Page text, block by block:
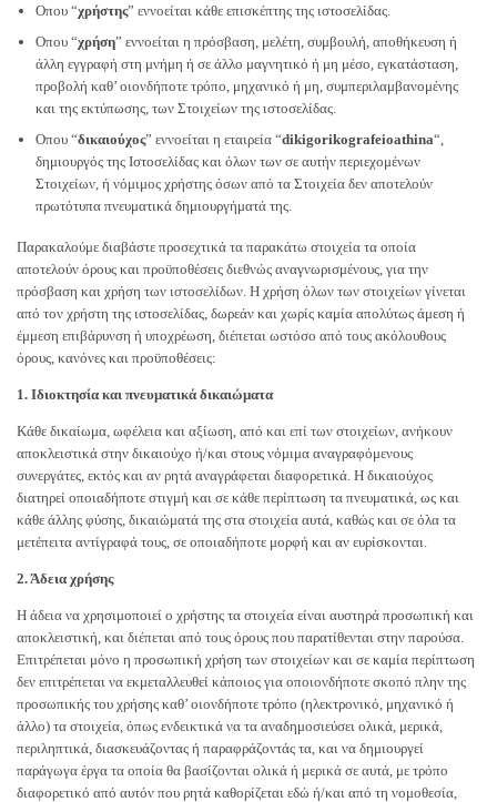
Οπου “χρήστης” εννοείται κάθε επισκέπτης της ιστοσελίδας.
Οπου “χρήση” εννοείται η πρόσβαση, μελέτη, συμβουλή, αποθήκευση ή
άλλη εγγραφή στη μνήμη ή σε άλλο μαγνητικό ή μη μέσο, εγκατάσταση,
προβολή καθ’ οιονδήποτε τρόπο, μηχανικό ή μη, συμπεριλαμβανομένης
και της εκτύπωσης, των Στοιχείων της ιστοσελίδας.
Οπου “δικαιούχος” εννοείται η εταιρεία “dikigorikografeioathina“,
δημιουργός της Ιστοσελίδας και όλων των σε αυτήν περιεχομένων
Στοιχείων, ή νόμιμος χρήστης όσων από τα Στοιχεία δεν αποτελούν
πρωτότυπα πνευματικά δημιουργήματά της.
Παρακαλούμε διαβάστε προσεχτικά τα παρακάτω στοιχεία τα οποία
αποτελούν όρους και προϋποθέσεις διεθνώς αναγνωρισμένους, για την
πρόσβαση και χρήση των ιστοσελίδων. Η χρήση όλων των στοιχείων γίνεται
από τον χρήστη της ιστοσελίδας, δωρεάν και χωρίς καμία απολύτως άμεση ή
έμμεση επιβάρυνση ή υποχρέωση, διέπεται ωστόσο από τους ακόλουθους
όρους, κανόνες και προϋποθέσεις:
1. Ιδιοκτησία και πνευματικά δικαιώματα
Κάθε δικαίωμα, ωφέλεια και αξίωση, από και επί των στοιχείων, ανήκουν
αποκλειστικά στην δικαιούχο ή/και στους νόμιμα αναγραφόμενους
συνεργάτες, εκτός και αν ρητά αναγράφεται διαφορετικά. Η δικαιούχος
διατηρεί οποιαδήποτε στιγμή και σε κάθε περίπτωση τα πνευματικά, ως και
κάθε άλλης φύσης, δικαιώματά της στα στοιχεία αυτά, καθώς και σε όλα τα
μετέπειτα αντίγραφά τους, σε οποιαδήποτε μορφή και αν ευρίσκονται.
2. Άδεια χρήσης
Η άδεια να χρησιμοποιεί ο χρήστης τα στοιχεία είναι αυστηρά προσωπική και
αποκλειστική, και διέπεται από τους όρους που παρατίθενται στην παρούσα.
Επιτρέπεται μόνο η προσωπική χρήση των στοιχείων και σε καμία περίπτωση
δεν επιτρέπεται να εκμεταλλευθεί κάποιος για οποιονδήποτε σκοπό πλην της
προσωπικής του χρήσης καθ’ οιονδήποτε τρόπο (ηλεκτρονικό, μηχανικό ή
άλλο) τα στοιχεία, όπως ενδεικτικά να τα αναδημοσιεύσει ολικά, μερικά,
περιληπτικά, διασκευάζοντας ή παραφράζοντάς τα, και να δημιουργεί
παράγωγα έργα τα οποία θα βασίζονται ολικά ή μερικά σε αυτά, με τρόπο
διαφορετικό από αυτόν που ρητά καθορίζεται εδώ ή/και από τη νομοθεσία,